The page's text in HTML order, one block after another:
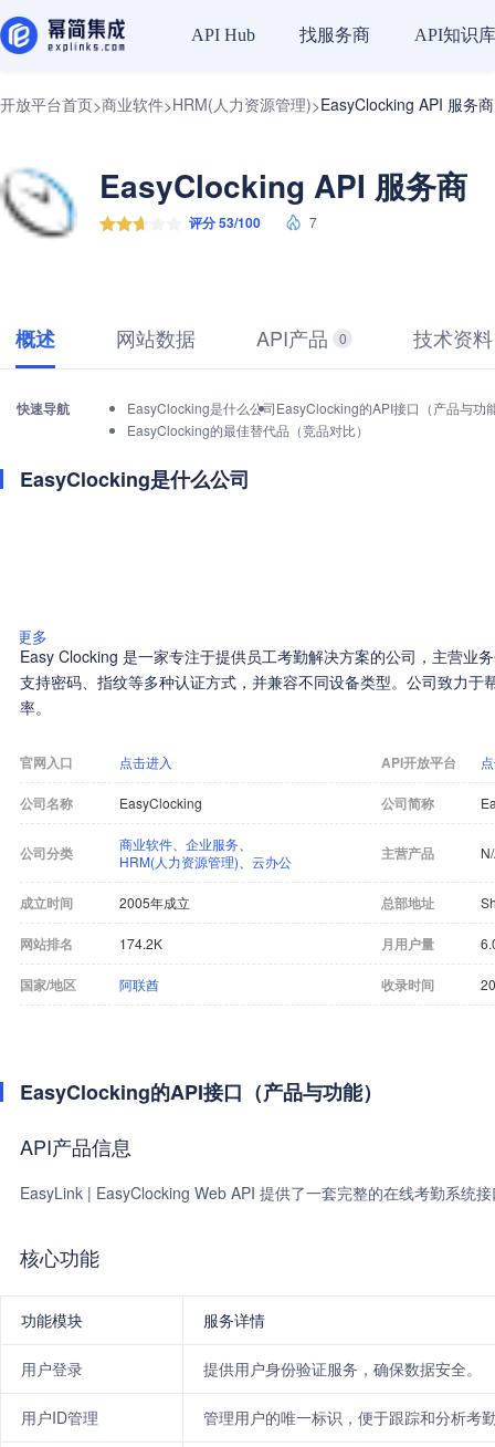
API Hub 找服务商 API知识库
开放平台首页>商业软件>HRM(人力资源管理)>EasyClocking API 服务商
EasyClocking API 服务商
评分 53/100 7
概述 网站数据 API产品 0 技术资料
快速导航 EasyClocking是什么公司EasyClocking的API接口（产品与功
EasyClocking的最佳替代品（竞品对比）
EasyClocking是什么公司
更多
Easy Clocking 是一家专注于提供员工考勤解决方案的公司，主营业
支持密码、指纹等多种认证方式，并兼容不同设备类型。公司致力于
率。
官网入口 点击进入 API开放平台
公司名称 EasyClocking 公司简称
公司分类 商业软件 企业服务
HRM(人力资源管理)
云办公 主营产品
成立时间 2005年成立 总部地址
网站排名 174.2K 月用户量
国家/地区 阿联酋 收录时间
EasyClocking的API接口（产品与功能）
API产品信息
EasyLink | EasyClocking Web API 提供了一套完整的在线考勤系统
核心功能
功能模块 服务详情
用户登录 提供用户身份验证服务，确保数据安全。
用户ID管理 管理用户的唯一标识，便于跟踪和分析考